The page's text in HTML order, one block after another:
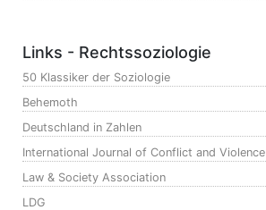
Links - Rechtssoziologie
50 Klassiker der Soziologie
Behemoth
Deutschland in Zahlen
International Journal of Conflict and Violence
Law & Society Association
LDG